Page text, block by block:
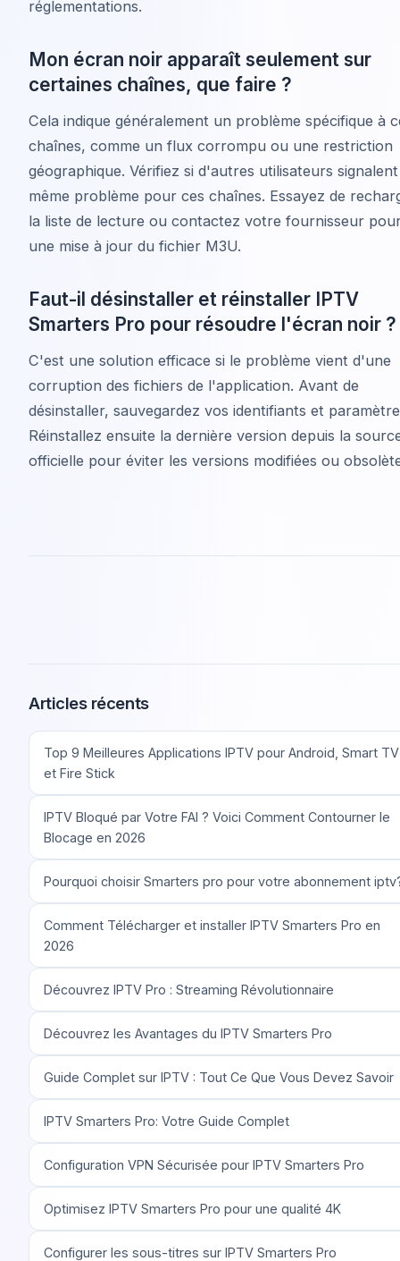
réglementations.
Mon écran noir apparaît seulement sur
certaines chaînes, que faire ?
Cela indique généralement un problème spécifique à
chaînes, comme un flux corrompu ou une restriction
géographique. Vérifiez si d'autres utilisateurs
même problème pour ces chaînes. Essayez de
la liste de lecture ou contactez votre fournisseur
une mise à jour du fichier M3U.
Faut-il désinstaller et réinstaller IPTV
Smarters Pro pour résoudre l'écran noir ?
C'est une solution efficace si le problème vient d'une
corruption des fichiers de l'application. Avant de
désinstaller, sauvegardez vos identifiants et
Réinstallez ensuite la dernière version depuis la
officielle pour éviter les versions modifiées ou
Articles récents
Top 9 Meilleures Applications IPTV pour Android, Smart TV
et Fire Stick
IPTV Bloqué par Votre FAI ? Voici Comment Contourner le
Blocage en 2026
Pourquoi choisir Smarters pro pour votre abonnement
Comment Télécharger et installer IPTV Smarters Pro en
2026
Découvrez IPTV Pro : Streaming Révolutionnaire
Découvrez les Avantages du IPTV Smarters Pro
Guide Complet sur IPTV : Tout Ce Que Vous Devez Savoir
IPTV Smarters Pro: Votre Guide Complet
Configuration VPN Sécurisée pour IPTV Smarters Pro
Optimisez IPTV Smarters Pro pour une qualité 4K
Configurer les sous-titres sur IPTV Smarters Pro